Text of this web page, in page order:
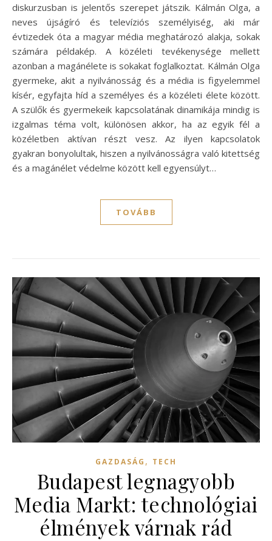
diskurzusban is jelentős szerepet játszik. Kálmán Olga, a
neves újságíró és televíziós személyiség, aki már
évtizedek óta a magyar média meghatározó alakja, sokak
számára példakép. A közéleti tevékenysége mellett
azonban a magánélete is sokakat foglalkoztat. Kálmán Olga
gyermeke, akit a nyilvánosság és a média is figyelemmel
kísér, egyfajta híd a személyes és a közéleti élete között.
A szülők és gyermekeik kapcsolatának dinamikája mindig is
izgalmas téma volt, különösen akkor, ha az egyik fél a
közéletben aktívan részt vesz. Az ilyen kapcsolatok
gyakran bonyolultak, hiszen a nyilvánosságra való kitettség
és a magánélet védelme között kell egyensúlyt…
TOVÁBB
GAZDASÁG , TECH
Budapest legnagyobb
Media Markt: technológiai
élmények várnak rád